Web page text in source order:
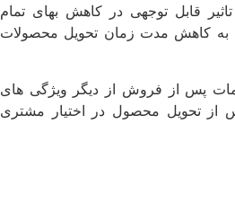
قابل توجهی در کاهش بهای تمام
به کاهش مدت زمان تحویل محصولات
پس از فروش از دیگر ویژگی های
تحویل محصول در اختیار مشتری